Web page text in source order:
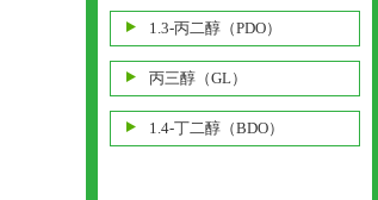
1.3-丙二醇（PDO）
丙三醇（GL）
1.4-丁二醇（BDO）